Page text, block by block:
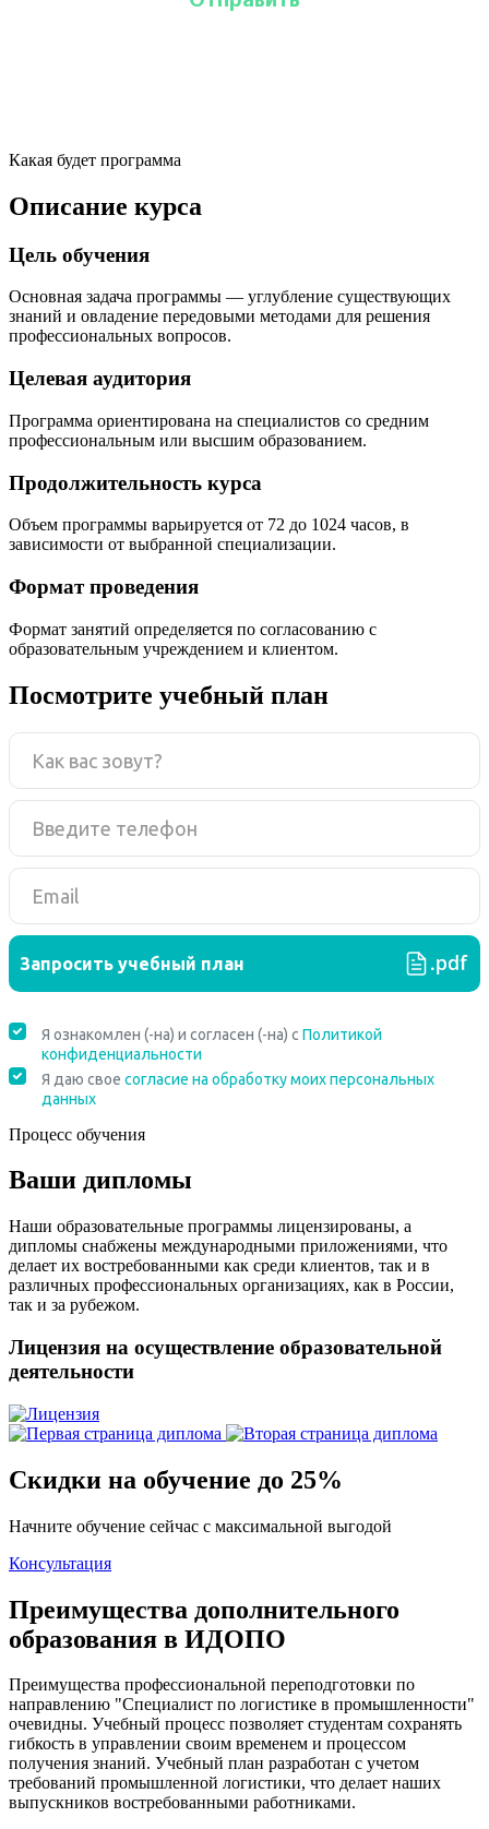
Какая будет программа
Описание курса
Цель обучения
Основная задача программы — углубление существующих
знаний и овладение передовыми методами для решения
профессиональных вопросов.
Целевая аудитория
Программа ориентирована на специалистов со средним
профессиональным или высшим образованием.
Продолжительность курса
Объем программы варьируется от 72 до 1024 часов, в
зависимости от выбранной специализации.
Формат проведения
Формат занятий определяется по согласованию с
образовательным учреждением и клиентом.
Посмотрите учебный план
Процесс обучения
Ваши дипломы
Наши образовательные программы лицензированы, а
дипломы снабжены международными приложениями, что
делает их востребованными как среди клиентов, так и в
различных профессиональных организациях, как в России,
так и за рубежом.
Лицензия на осуществление образовательной
деятельности
Скидки на обучение до 25%
Начните обучение сейчас с максимальной выгодой
Консультация
Преимущества дополнительного
образования в ИДОПО
Преимущества профессиональной переподготовки по
направлению "Специалист по логистике в промышленности"
очевидны. Учебный процесс позволяет студентам сохранять
гибкость в управлении своим временем и процессом
получения знаний. Учебный план разработан с учетом
требований промышленной логистики, что делает наших
выпускников востребованными работниками.